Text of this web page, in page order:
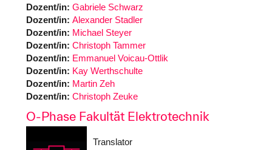
Dozent/in: Gabriele Schwarz
Dozent/in: Alexander Stadler
Dozent/in: Michael Steyer
Dozent/in: Christoph Tammer
Dozent/in: Emmanuel Voicau-Ottlik
Dozent/in: Kay Werthschulte
Dozent/in: Martin Zeh
Dozent/in: Christoph Zeuke
O-Phase Fakultät Elektrotechnik
Translator